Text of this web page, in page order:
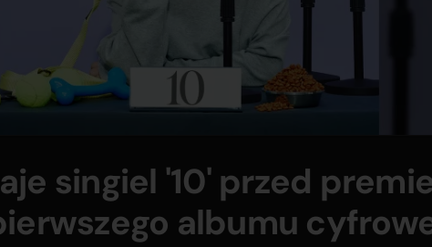
singiel '10' przed
albumu